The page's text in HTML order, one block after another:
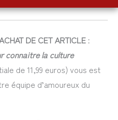
DE CET ARTICLE :
connaitre la culture
de 11,99 euros) vous est
équipe d’amoureux du